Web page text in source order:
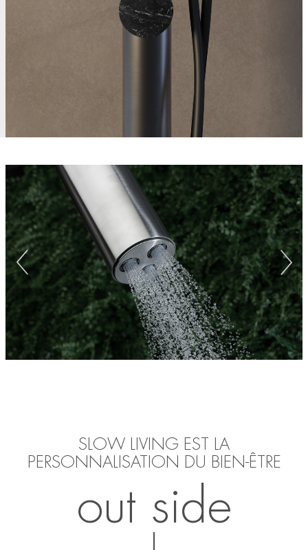
SLOW LIVING EST LA
PERSONNALISATION DU BIEN-ÊTRE
out side